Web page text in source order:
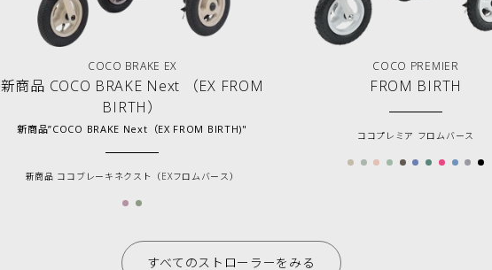
COCO BRAKE EX
新商品 COCO BRAKE Next （EX FROM
BIRTH）
新商品”COCO BRAKE Next（EX FROM BIRTH)"
新商品 ココブレーキネクスト（EXフロムバース）
COCO PREMIER
FROM BIRTH
ココプレミア フロムバース
すべてのストローラーをみる